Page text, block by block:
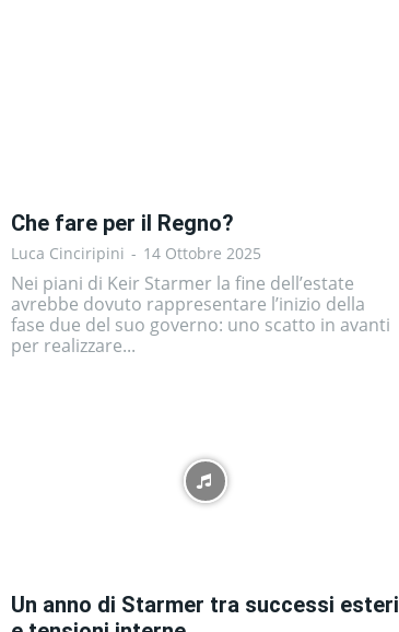
Che fare per il Regno?
Luca Cinciripini - 14 Ottobre 2025
Nei piani di Keir Starmer la fine dell’estate
avrebbe dovuto rappresentare l’inizio della
fase due del suo governo: uno scatto in avanti
per realizzare...
Un anno di Starmer tra successi esteri